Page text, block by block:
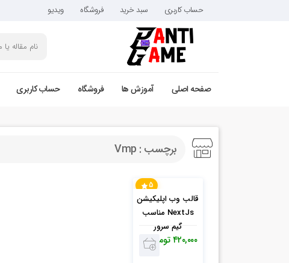
حساب کاربری سبد خرید فروشگاه ویدیو
صفحه اصلی آموزش ها فروشگاه حساب کاربری
برچسب : Vmp
5
قالب وب اپلیکیشن
NextJs مناسب
گیم سرور
۴۲۰,۰۰۰ تومان